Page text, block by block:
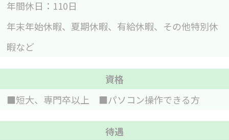
年間休日：110日
年末年始休暇、夏期休暇、有給休暇、その他特別休
暇など
資格
■短大、専門卒以上 ■パソコン操作できる方
待遇